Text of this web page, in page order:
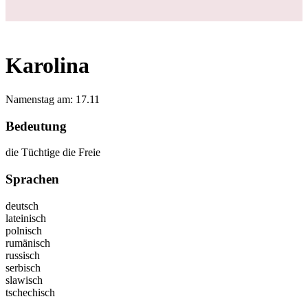
Karolina
Namenstag am: 17.11
Bedeutung
die Tüchtige die Freie
Sprachen
deutsch
lateinisch
polnisch
rumänisch
russisch
serbisch
slawisch
tschechisch